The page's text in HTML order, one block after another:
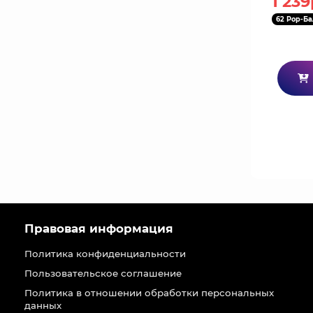
Night
62 Pop-
Правовая информация
Политика конфиденциальности
Пользовательское соглашение
Политика в отношении обработки персональных
данных